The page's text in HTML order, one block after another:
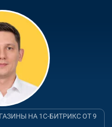
НА 1С-БИТРИКС ОТ 9